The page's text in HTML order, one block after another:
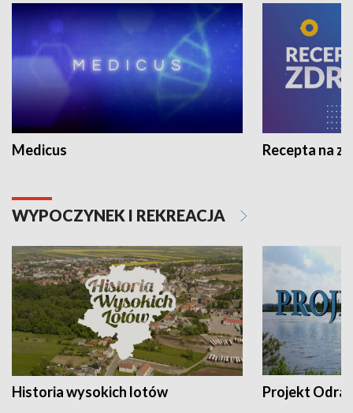
Medicus Recepta na
WYPOCZYNEK I REKREACJA
Historia wysokich lotów Projekt Odra